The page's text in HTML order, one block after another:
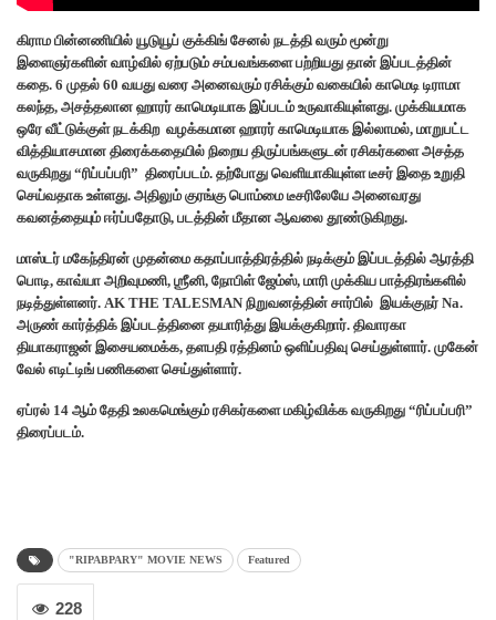
கிராம பின்னணியில் யூடுயூப் குக்கிங் சேனல் நடத்தி வரும் மூன்று
இளைஞர்களின் வாழ்வில் ஏற்படும் சம்பவங்களை பற்றியது தான் இப்படத்தின்
கதை. 6 முதல் 60 வயது வரை அனைவரும் ரசிக்கும் வகையில் காமெடி டிராமா
கலந்த, அசத்தலான ஹாரர் காமெடியாக இப்படம் உருவாகியுள்ளது. முக்கியமாக
ஒரே வீட்டுக்குள் நடக்கிற வழக்கமான ஹாரர் காமெடியாக இல்லாமல், மாறுபட்ட
வித்தியாசமான திரைக்கதையில் நிறைய திருப்பங்களுடன் ரசிகர்களை அசத்த
வருகிறது “ரிப்பப்பரி” திரைப்படம். தற்போது வெளியாகியுள்ள டீசர் இதை உறுதி
செய்வதாக உள்ளது. அதிலும் குரங்கு பொம்மை டீசரிலேயே அனைவரது
கவனத்தையும் ஈர்ப்பதோடு, படத்தின் மீதான ஆவலை தூண்டுகிறது.
மாஸ்டர் மகேந்திரன் முதன்மை கதாப்பாத்திரத்தில் நடிக்கும் இப்படத்தில் ஆரத்தி
பொடி, காவ்யா அறிவுமணி, ஶ்ரீனி, நோபிள் ஜேம்ஸ், மாரி முக்கிய பாத்திரங்களில்
நடித்துள்ளனர். AK THE TALESMAN நிறுவனத்தின் சார்பில் இயக்குநர் Na.
அருண் கார்த்திக் இப்படத்தினை தயாரித்து இயக்குகிறார். திவாரகா
தியாகராஜன் இசையமைக்க, தளபதி ரத்தினம் ஒளிப்பதிவு செய்துள்ளார். முகேன்
வேல் எடிட்டிங் பணிகளை செய்துள்ளார்.
ஏப்ரல் 14 ஆம் தேதி உலகமெங்கும் ரசிகர்களை மகிழ்விக்க வருகிறது “ரிப்பப்பரி”
திரைப்படம்.
"RIPABPARY" MOVIE NEWS Featured
228